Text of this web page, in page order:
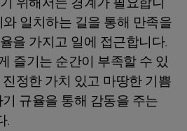
일치하는 길을 통해 만족을
을 가지고 일에 접근합니다.
즐기는 순간이 부족할 수 있
정한 가치 있고 마땅한 기쁨
규율을 통해 감동을 주는
.